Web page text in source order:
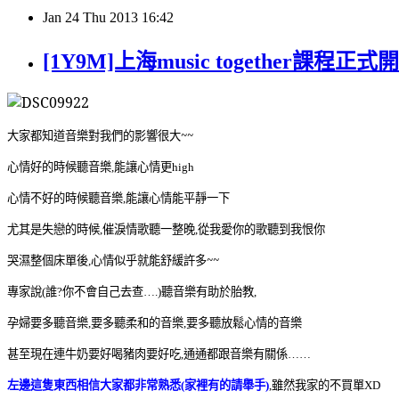
Jan 24 Thu 2013 16:42
[1Y9M]上海music together課程正式
大家都知道音樂對我們的影響很大~~
心情好的時候聽音樂 ,能讓心情更high
心情不好的時候聽音樂 ,能讓心情能平靜一下
尤其是失戀的時候催淚情歌聽一整晚從我愛你的歌聽到我恨你
哭濕整個床單後心情似乎就能舒緩許多~~
專家說(誰?你不會自己去查 ….)聽音樂有助於胎教
孕婦要多聽音樂要多聽柔和的音樂要多聽放鬆心情的音樂
甚至現在連牛奶要好喝豬肉要好吃通通都跟音樂有關係
左邊這隻東西相信大家都非常熟悉(家裡有的請舉手) 雖然我家的不買單XD